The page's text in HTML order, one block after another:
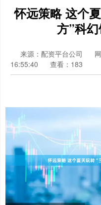
怀远策略 这个
方”科
来源：配资平台公司
16:55:40
查看：183